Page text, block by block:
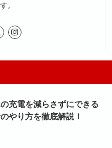
。
充電を減らさずにできる
やり方を徹底解説！